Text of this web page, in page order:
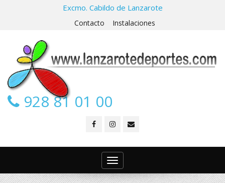
Excmo. Cabildo de Lanzarote
Contacto Instalaciones
928 81 01 00
Toggle
navigation